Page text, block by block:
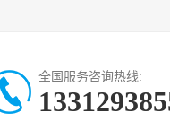
全国服务咨询热线: